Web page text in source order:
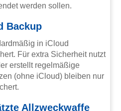
werden sollen.
Backup
in iCloud
Für extra Sicherheit nutzt
erstellt regelmäßige
(ohne iCloud) bleiben nur
Allzweckwaffe